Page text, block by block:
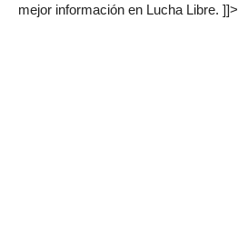
mejor información en Lucha Libre. ]]>